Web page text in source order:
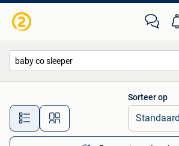
Alle afstanden…
Sorteer op